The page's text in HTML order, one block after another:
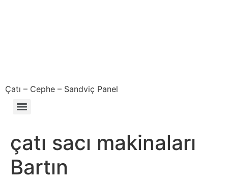
Çatı – Cephe – Sandviç Panel
çatı sacı makinaları
Bartın